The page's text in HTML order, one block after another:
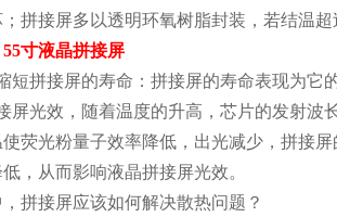
拼接屏多以透明环氧树脂封装，若结温
55寸液晶拼接屏
短拼接屏的寿命：拼接屏的寿命表现为它
屏光效，随着温度的升高，芯片的发射
荧光粉量子效率降低，出光减少，拼接
，从而影响液晶拼接屏光效。
拼接屏应该如何解决散热问题？